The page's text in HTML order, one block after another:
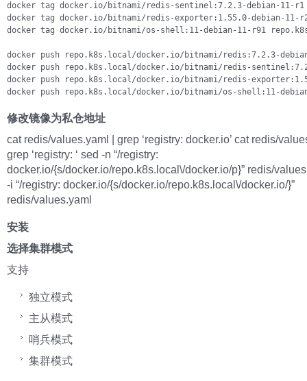
docker tag docker.io/bitnami/redis-sentinel:7.2.3-debian-11-
docker tag docker.io/bitnami/redis-exporter:1.55.0-debian-
docker tag docker.io/bitnami/os-shell:11-debian-11-r91
docker push repo.k8s.local/docker.io/bitnami/redis:7.2.3-
docker push repo.k8s.local/docker.io/bitnami/redis-
docker push repo.k8s.local/docker.io/bitnami/redis-
docker push repo.k8s.local/docker.io/bitnami/os-shell:11-
修改镜像为私仓地址
cat redis/values.yaml | grep ‘registry: docker.io’ cat redis/
grep ‘registry: ‘ sed -n “/registry:
docker.io/{s/docker.io/repo.k8s.local\/docker.io/p}” redis/
-i “/registry: docker.io/{s/docker.io/repo.k8s.local\/docker.io/}”
redis/values.yaml
安装
选择集群模式
支持
独立模式
主从模式
哨兵模式
集群模式